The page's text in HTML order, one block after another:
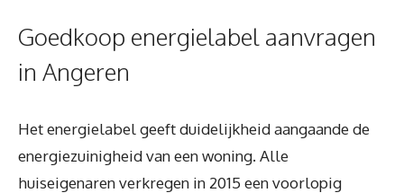
Goedkoop energielabel aanvragen
in Angeren
Het energielabel geeft duidelijkheid aangaande de
energiezuinigheid van een woning. Alle
huiseigenaren verkregen in 2015 een voorlopig